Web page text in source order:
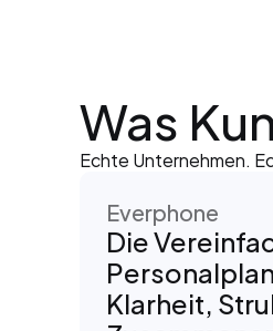
Was
Echte Unternehmen.
Everphone
Die
Klarheit,